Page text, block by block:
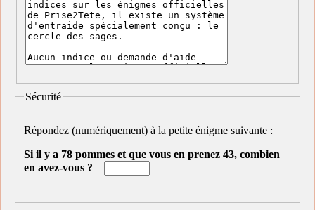
Sécurité
Répondez (numériquement) à la petite énigme suivante :
Si il y a 78 pommes et que vous en prenez 43, combien
en avez-vous ?